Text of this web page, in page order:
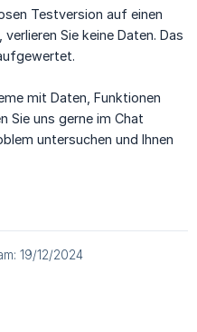
Testversion auf einen
Sie keine Daten. Das
mit Daten, Funktionen
Sie uns gerne im Chat
untersuchen und Ihnen
19/12/2024